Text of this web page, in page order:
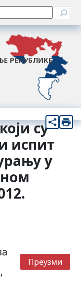
РЕПУБЛИКЕ
су
испит
у
Преузми